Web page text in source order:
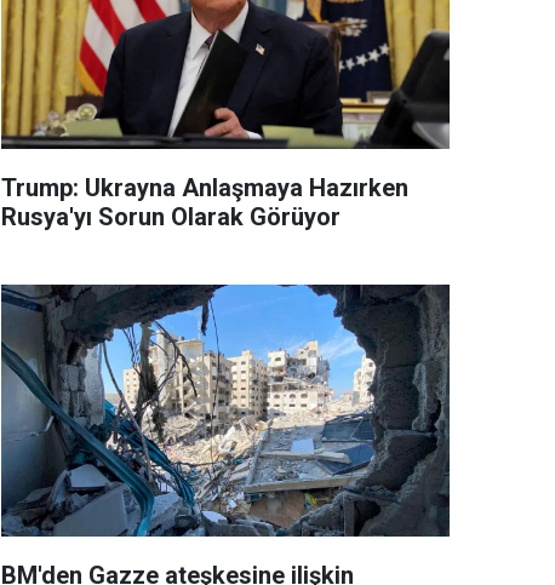
Trump: Ukrayna Anlaşmaya Hazırken
Rusya'yı Sorun Olarak Görüyor
BM'den Gazze ateşkesine ilişkin